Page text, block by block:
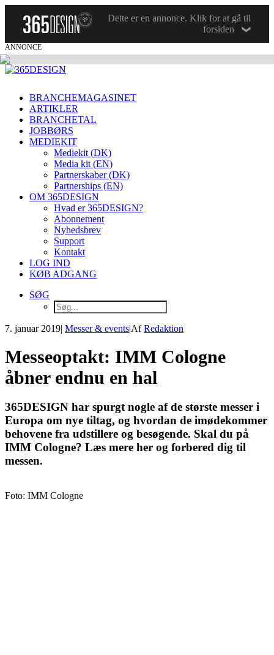
Dette er en annonce. Klik for at gå til
forsiden
ANNONCE
BRANCHEMAGASINET
ARTIKLER
BRANCHETAL
JOBBØRS
MEDIEKIT
Mediekit (DK)
Media kit (EN)
Partnerskaber (DK)
Partnerships (EN)
OM 365DESIGN
Hvad er 365DESIGN?
Abonnement
Nyhedsbrev
Support
Kontakt
LOG IND
KØB ADGANG
SØG
7. januar 2019| Messer & events|AfRedaktion
Messeoptakt: IMM Cologne
åbner endnu en hal
365DESIGN har spurgt nogle af de største messer i
Europa om nye tiltag, og hvordan de imødekommer
behovene fra udstillere og besøgende. Skal du på
IMM Cologne? Læs mere her og forbered dig til
messen.
Foto: IMM Cologne